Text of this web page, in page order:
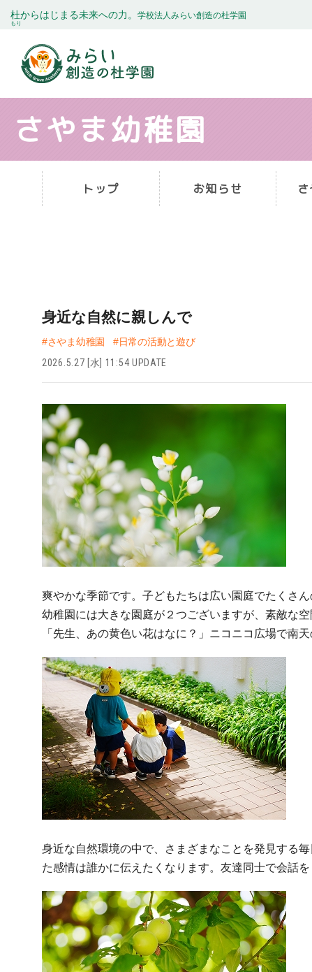
杜
もり
からはじまる未来への力。 学校法人みらい創造の杜学園
さやま幼稚園
トップ お知らせ
身近な自然に親しんで
#さやま幼稚園
#日常の活動と遊び
2026.5.27 [水] 11:54 UPDATE
爽やかな季節です。子どもたちは広い園庭でたくさん
幼稚園には大きな園庭が２つございますが、素敵な空
「先生、あの黄色い花はなに？」ニコニコ広場で南
身近な自然環境の中で、さまざまなことを発見する
た感情は誰かに伝えたくなります。友達同士で会話